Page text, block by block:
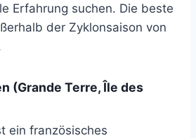
Erfahrung suchen. Die beste
der Zyklonsaison von
(Grande Terre, Île des
ein französisches